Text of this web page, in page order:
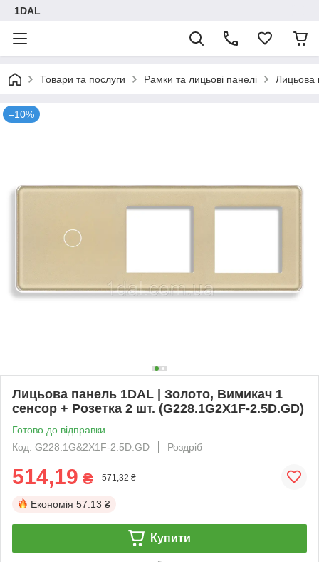
1DAL
Товари та послуги Рамки та лицьові панелі Лицьова
–10%
Лицьова панель 1DAL | Золото, Вимикач 1
сенсор + Розетка 2 шт. (G228.1G2X1F-2.5D.GD)
Готово до відправки
Код: G228.1G&2X1F-2.5D.GD
Роздріб
514,19 ₴ 571,32 ₴
Економія 57.13 ₴
Купити